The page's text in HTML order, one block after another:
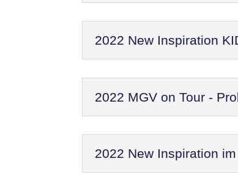
2022 New Inspiration
2022 MGV on Tour -
2022 New Inspiration